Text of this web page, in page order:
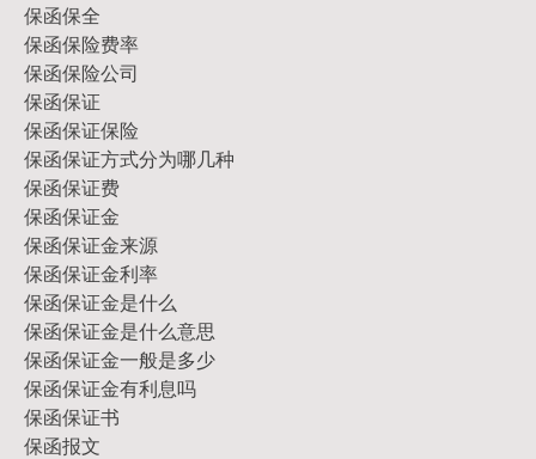
保函保全
保函保险费率
保函保险公司
保函保证
保函保证保险
保函保证方式分为哪几种
保函保证费
保函保证金
保函保证金来源
保函保证金利率
保函保证金是什么
保函保证金是什么意思
保函保证金一般是多少
保函保证金有利息吗
保函保证书
保函报文